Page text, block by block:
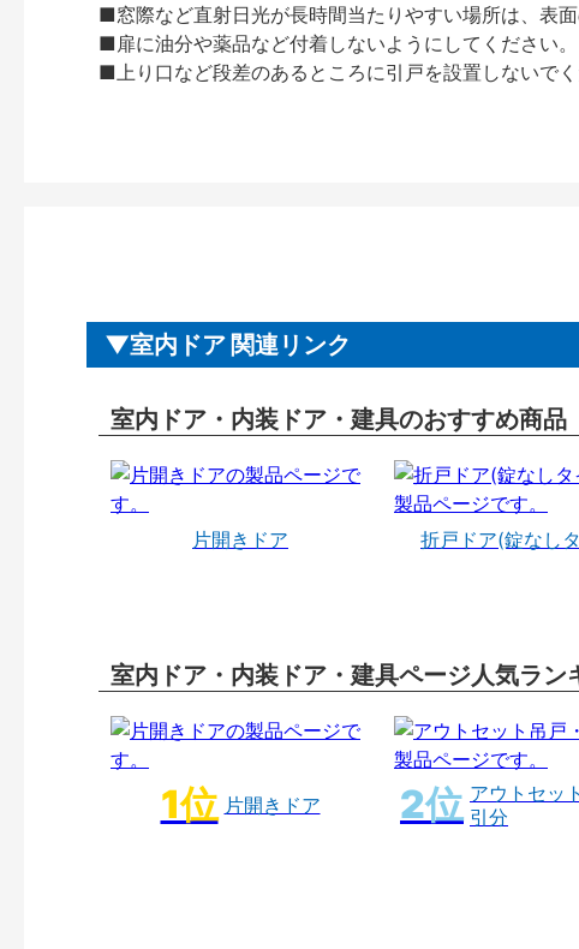
■窓際など直射日光が長時間当たりやすい場所は、表
■扉に油分や薬品など付着しないようにしてください。
■上り口など段差のあるところに引戸を設置しないで
室内ドア 関連リンク
室内ドア・内装ドア・建具のおすすめ商品
片開きドア 折戸ドア(錠なし
室内ドア・内装ドア・建具ページ人気ラン
片開きドア
アウトセッ
引分